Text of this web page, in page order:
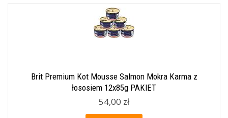
Brit Premium Kot Mousse Salmon Mokra Karma z
łososiem 12x85g PAKIET
54,00 zł